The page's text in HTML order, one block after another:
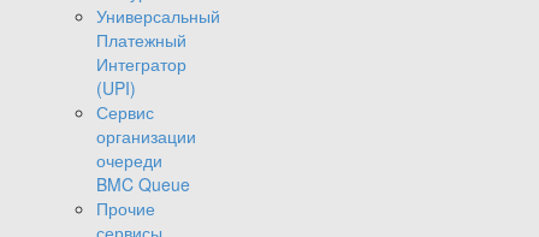
Универсальный
Платежный
Интегратор
(UPI)
Сервис
организации
очереди
BMC Queue
Прочие